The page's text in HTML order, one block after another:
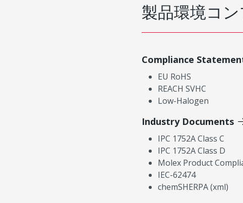
製品環境コ
Compliance
EU RoHS
REACH SVHC
Low-Halogen
Industry Documents
IPC 1752A Class C
IPC 1752A Class D
Molex Product
IEC-62474
chemSHERPA (xml)